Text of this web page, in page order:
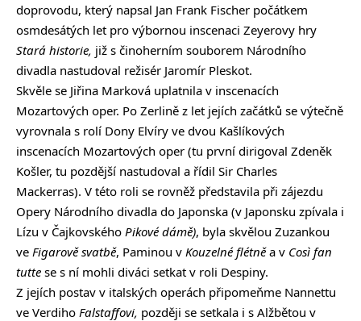
doprovodu, který napsal Jan Frank Fischer počátkem
osmdesátých let pro výbornou inscenaci Zeyerovy hry
Stará historie, již s činoherním souborem Národního
divadla nastudoval režisér Jaromír Pleskot.
Skvěle se Jiřina Marková uplatnila v inscenacích
Mozartových oper. Po Zerlině z let jejích začátků se výtečně
vyrovnala s rolí Dony Elvíry ve dvou Kašlíkových
inscenacích Mozartových oper (tu první dirigoval Zdeněk
Košler, tu pozdější nastudoval a řídil Sir Charles
Mackerras). V této roli se rovněž představila při zájezdu
Opery Národního divadla do Japonska (v Japonsku zpívala i
Lízu v Čajkovského Pikové dámě), byla skvělou Zuzankou
ve Figarově svatbě, Paminou v Kouzelné flétněa v Così fan
tutte se s ní mohli diváci setkat v roli Despiny.
Z jejích postav v italských operách připomeňme Nannettu
ve Verdiho Falstaffovi, později se setkala i s Alžbětou v